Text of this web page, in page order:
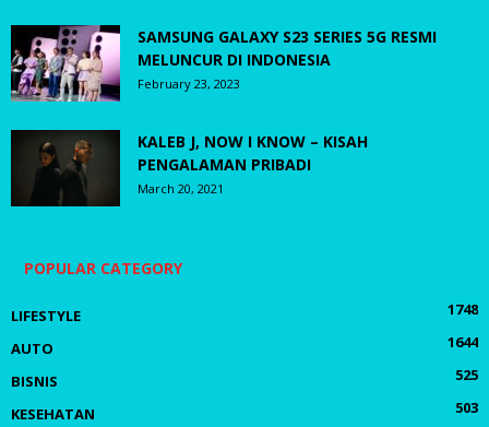
SAMSUNG GALAXY S23 SERIES 5G RESMI
MELUNCUR DI INDONESIA
February 23, 2023
KALEB J, NOW I KNOW – KISAH
PENGALAMAN PRIBADI
March 20, 2021
POPULAR CATEGORY
LIFESTYLE
1748
AUTO
1644
BISNIS
525
KESEHATAN
503